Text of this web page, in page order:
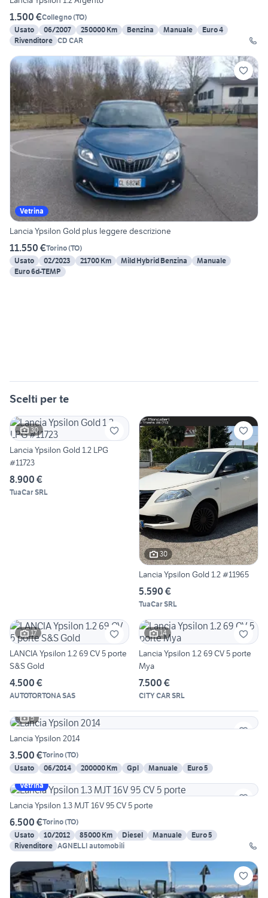
1.500 €Collegno(TO)
Usato
06/2007 250000 Km Benzina Manuale
Euro 4
Rivenditore CD CAR
Vetrina
Lancia Ypsilon Gold plus leggere descrizione
11.550 €Torino(TO)
Usato
02/2023 21700 Km Mild Hybrid Benzina
Manuale
Euro 6d-TEMP
Scelti per te
30
Lancia Ypsilon Gold 1.2 LPG
#11723
8.900 €
TuaCar SRL
30
Lancia Ypsilon Gold 1.2 #11965
5.590 €
TuaCar SRL
17
LANCIA Ypsilon 1.2 69 CV 5 porte
S&S Gold
4.500 €
AUTOTORTONA SAS
14
Lancia Ypsilon 1.2 69 CV 5 porte
Mya
7.500 €
CITY CAR SRL
5
Lancia Ypsilon 2014
3.500 €Torino(TO)
Usato
06/2014 200000 Km Gpl Manuale
Euro 5
Vetrina
Lancia Ypsilon 1.3 MJT 16V 95 CV 5 porte
6.500 €Torino(TO)
Usato
10/2012 85000 Km Diesel Manuale
Euro 5
Rivenditore AGNELLI automobili